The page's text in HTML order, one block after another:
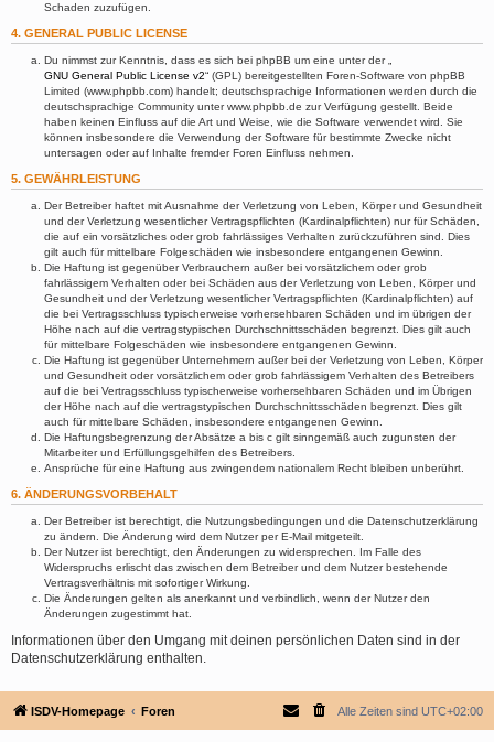
Schaden zuzufügen.
4. GENERAL PUBLIC LICENSE
Du nimmst zur Kenntnis, dass es sich bei phpBB um eine unter der „
GNU General Public License v2“ (GPL) bereitgestellten Foren-Software von phpBB
Limited (www.phpbb.com) handelt; deutschsprachige Informationen werden durch die
deutschsprachige Community unter www.phpbb.de zur Verfügung gestellt. Beide
haben keinen Einfluss auf die Art und Weise, wie die Software verwendet wird. Sie
können insbesondere die Verwendung der Software für bestimmte Zwecke nicht
untersagen oder auf Inhalte fremder Foren Einfluss nehmen.
5. GEWÄHRLEISTUNG
Der Betreiber haftet mit Ausnahme der Verletzung von Leben, Körper und Gesundheit
und der Verletzung wesentlicher Vertragspflichten (Kardinalpflichten) nur für Schäden,
die auf ein vorsätzliches oder grob fahrlässiges Verhalten zurückzuführen sind. Dies
gilt auch für mittelbare Folgeschäden wie insbesondere entgangenen Gewinn.
Die Haftung ist gegenüber Verbrauchern außer bei vorsätzlichem oder grob
fahrlässigem Verhalten oder bei Schäden aus der Verletzung von Leben, Körper und
Gesundheit und der Verletzung wesentlicher Vertragspflichten (Kardinalpflichten) auf
die bei Vertragsschluss typischerweise vorhersehbaren Schäden und im übrigen der
Höhe nach auf die vertragstypischen Durchschnittsschäden begrenzt. Dies gilt auch
für mittelbare Folgeschäden wie insbesondere entgangenen Gewinn.
Die Haftung ist gegenüber Unternehmern außer bei der Verletzung von Leben, Körper
und Gesundheit oder vorsätzlichem oder grob fahrlässigem Verhalten des Betreibers
auf die bei Vertragsschluss typischerweise vorhersehbaren Schäden und im Übrigen
der Höhe nach auf die vertragstypischen Durchschnittsschäden begrenzt. Dies gilt
auch für mittelbare Schäden, insbesondere entgangenen Gewinn.
Die Haftungsbegrenzung der Absätze a bis c gilt sinngemäß auch zugunsten der
Mitarbeiter und Erfüllungsgehilfen des Betreibers.
Ansprüche für eine Haftung aus zwingendem nationalem Recht bleiben unberührt.
6. ÄNDERUNGSVORBEHALT
Der Betreiber ist berechtigt, die Nutzungsbedingungen und die Datenschutzerklärung
zu ändern. Die Änderung wird dem Nutzer per E-Mail mitgeteilt.
Der Nutzer ist berechtigt, den Änderungen zu widersprechen. Im Falle des
Widerspruchs erlischt das zwischen dem Betreiber und dem Nutzer bestehende
Vertragsverhältnis mit sofortiger Wirkung.
Die Änderungen gelten als anerkannt und verbindlich, wenn der Nutzer den
Änderungen zugestimmt hat.
Informationen über den Umgang mit deinen persönlichen Daten sind in der
Datenschutzerklärung enthalten.
ISDV-Homepage Foren Alle Zeiten sind UTC+02:00